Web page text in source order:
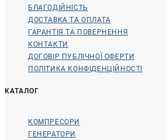
БЛАГОДІЙНІСТЬ
ДОСТАВКА ТА ОПЛАТА
ГАРАНТІЯ ТА ПОВЕРНЕННЯ
КОНТАКТИ
ДОГОВІР ПУБЛІЧНОЇ ОФЕРТИ
ПОЛІТИКА КОНФІДЕНЦІЙНОСТІ
КАТАЛОГ
КОМПРЕСОРИ
ГЕНЕРАТОРИ